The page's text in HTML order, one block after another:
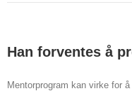
Han forventes å
Mentorprogram kan virke for